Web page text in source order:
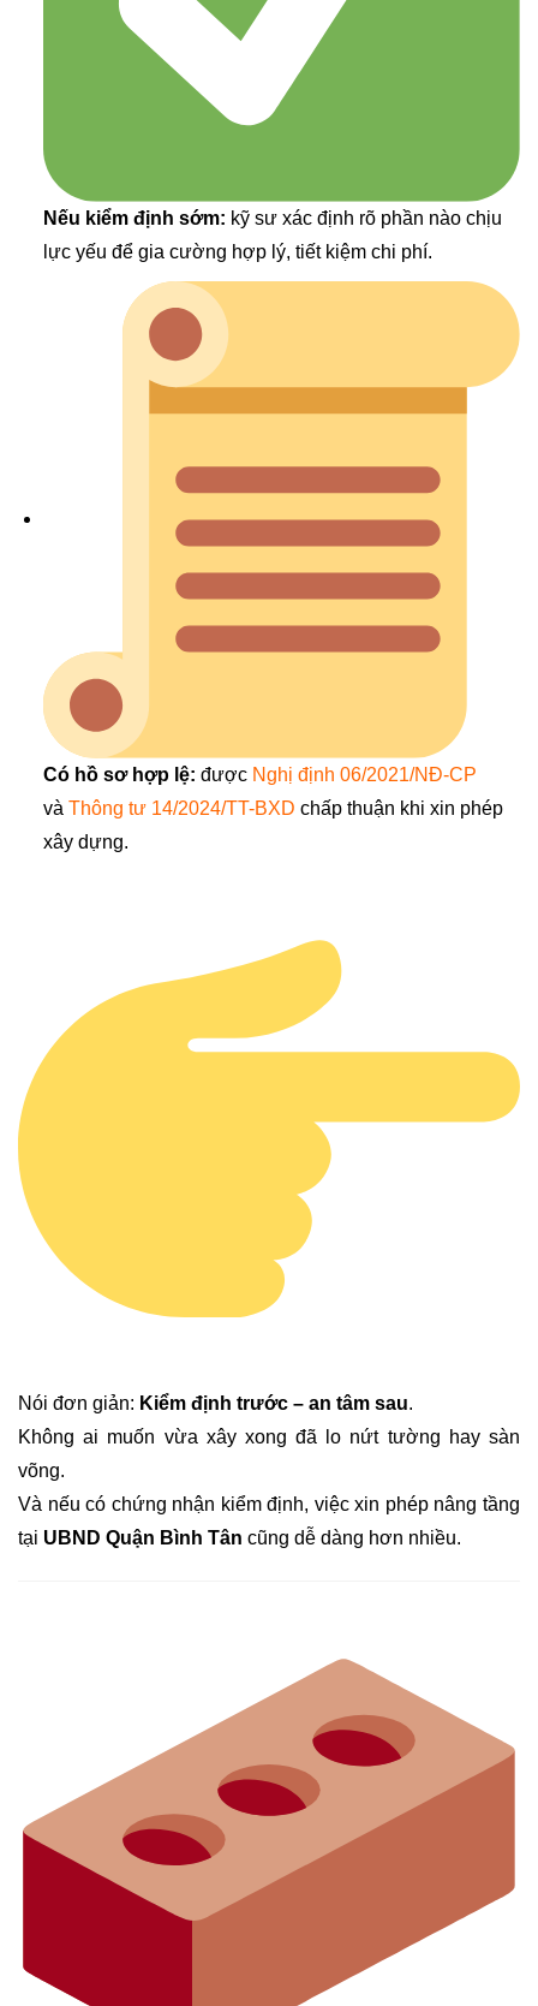
Nếu kiểm định sớm: kỹ sư xác định rõ phần nào chịu
lực yếu để gia cường hợp lý, tiết kiệm chi phí.
Có hồ sơ hợp lệ: được Nghị định 06/2021/NĐ-CP
và Thông tư 14/2024/TT-BXD chấp thuận khi xin phép
xây dựng.
Nói đơn giản: Kiểm định trước – an tâm sau.
Không ai muốn vừa xây xong đã lo nứt tường hay sàn
võng.
Và nếu có chứng nhận kiểm định, việc xin phép nâng tầng
tại UBND Quận Bình Tân cũng dễ dàng hơn nhiều.